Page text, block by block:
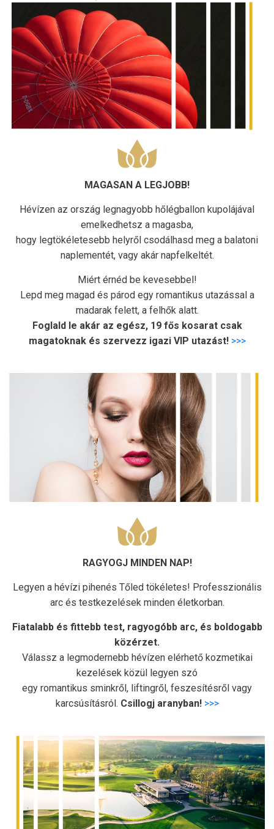
MAGASAN A LEGJOBB!
Hévízen az ország legnagyobb hőlégballon kupolájával
emelkedhetsz a magasba,
hogy legtökéletesebb helyről csodálhasd meg a balatoni
naplementét, vagy akár napfelkeltét.
Miért érnéd be kevesebbel!
Lepd meg magad és párod egy romantikus utazással a
madarak felett, a felhők alatt.
Foglald le akár az egész, 19 fős kosarat csak
magatoknak és szervezz igazi VIP utazást! >>>
RAGYOGJ MINDEN NAP!
Legyen a hévízi pihenés Tőled tökéletes! Professzionális
arc és testkezelések minden életkorban.
Fiatalabb és fittebb test, ragyogóbb arc, és boldogabb
közérzet.
Válassz a legmodernebb hévízen elérhető kozmetikai
kezelések közül legyen szó
egy romantikus sminkről, liftingről, feszesítésről vagy
karcsúsításról. Csillogj aranyban! >>>